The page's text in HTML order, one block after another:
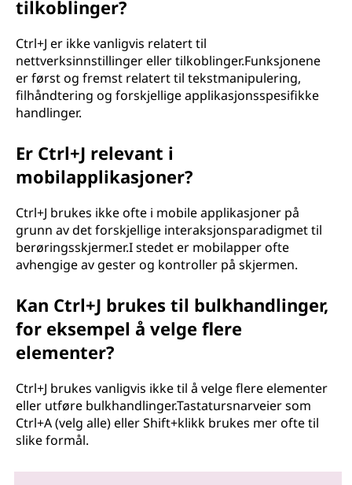
tilkoblinger?
Ctrl+J er ikke vanligvis relatert til
nettverksinnstillinger eller tilkoblinger.Funksjonene
er først og fremst relatert til tekstmanipulering,
filhåndtering og forskjellige applikasjonsspesifikke
handlinger.
Er Ctrl+J relevant i
mobilapplikasjoner?
Ctrl+J brukes ikke ofte i mobile applikasjoner på
grunn av det forskjellige interaksjonsparadigmet til
berøringsskjermer.I stedet er mobilapper ofte
avhengige av gester og kontroller på skjermen.
Kan Ctrl+J brukes til bulkhandlinger,
for eksempel å velge flere
elementer?
Ctrl+J brukes vanligvis ikke til å velge flere elementer
eller utføre bulkhandlinger.Tastatursnarveier som
Ctrl+A (velg alle) eller Shift+klikk brukes mer ofte til
slike formål.